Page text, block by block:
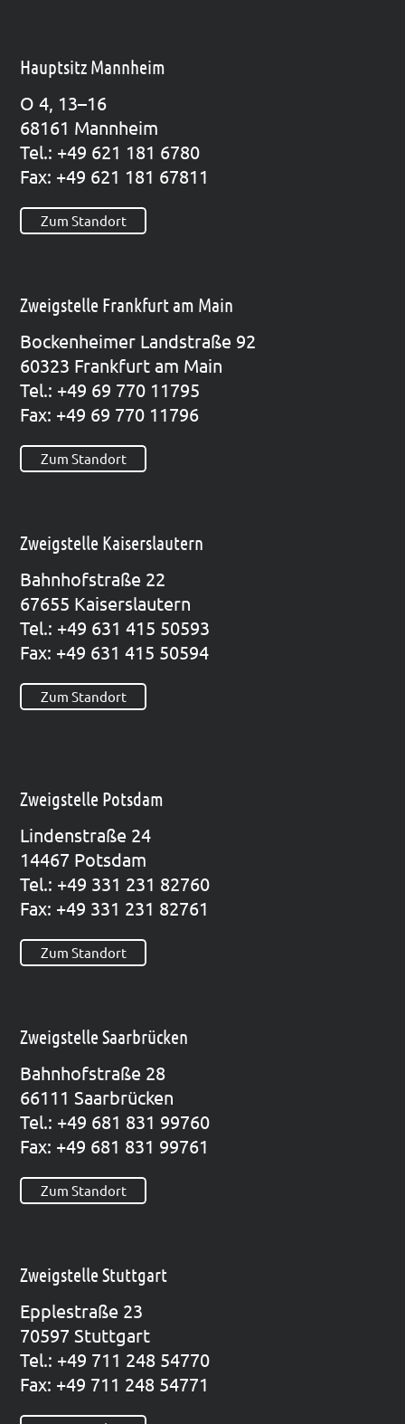
Hauptsitz Mannheim
O 4, 13–16
68161 Mann­heim
Tel.: +49 621 181 6780
Fax: +49 621 181 67811
Zum Standort
Zweigstelle Frankfurt am Main
Bocken­hei­mer Land­stra­ße 92
60323 Frank­furt am Main
Tel.: +49 69 770 11795
Fax: +49 69 770 11796
Zum Standort
Zweigstelle Kaiserslautern
Bahn­hof­stra­ße 22
67655 Kai­sers­lau­tern
Tel.: +49 631 415 50593
Fax: +49 631 415 50594
Zum Standort
Zweigstelle Potsdam
Lin­den­stra­ße 24
14467 Pots­dam
Tel.: +49 331 231 82760
Fax: +49 331 231 82761
Zum Standort
Zweigstelle Saarbrücken
Bahn­hof­stra­ße 28
66111 Saar­brü­cken
Tel.: +49 681 831 99760
Fax: +49 681 831 99761
Zum Standort
Zweigstelle Stuttgart
Epp­le­straße 23
70597 Stutt­gart
Tel.: +49 711 248 54770
Fax: +49 711 248 54771